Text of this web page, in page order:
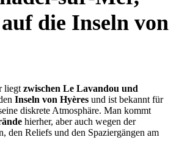
die Inseln von
liegt zwischen Le Lavandou und
Inseln von Hyères und ist bekannt für
diskrete Atmosphäre. Man kommt
hierher, aber auch wegen der
den Reliefs und den Spaziergängen am